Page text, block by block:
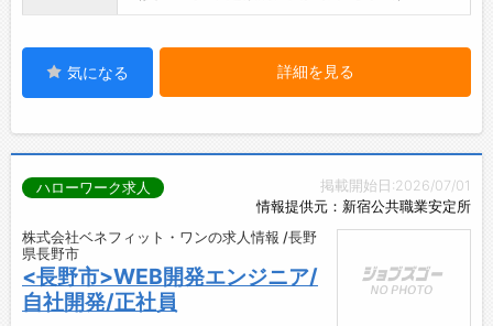
気になる 詳細を見る
掲載開始日:2026/07/01
情報提供元：新宿公共職業安定所
ハローワーク求人
株式会社ベネフィット・ワンの求人情報 /長野
県長野市
<長野市>WEB開発エンジニア/
自社開発/正社員